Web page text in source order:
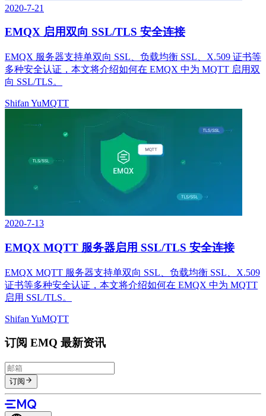
2020-7-21
EMQX 启用双向 SSL/TLS 安全连接
EMQX 服务器支持单双向 SSL、负载均衡 SSL、X.509 证书等
多种安全认证，本文将介绍如何在 EMQX 中为 MQTT 启用双
向 SSL/TLS。
Shifan YuMQTT
2020-7-13
EMQX MQTT 服务器启用 SSL/TLS 安全连接
EMQX MQTT 服务器支持单双向 SSL、负载均衡 SSL、X.509
证书等多种安全认证，本文将介绍如何在 EMQX 中为 MQTT
启用 SSL/TLS。
Shifan YuMQTT
订阅 EMQ 最新资讯
订阅